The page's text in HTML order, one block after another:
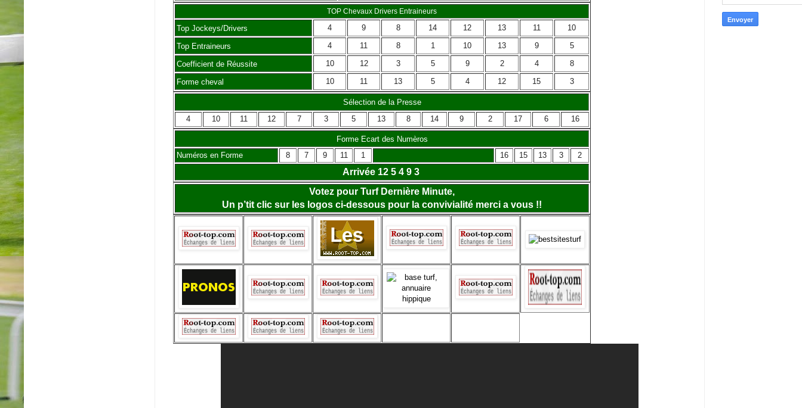
TOP Chevaux Drivers Entraineurs
Top Jockeys/Drivers 4 9 8 14 12 13 11 10
Top Entraineurs 4 11 8 1 10 13 9 5
Coefficient de Réussite 10 12 3 5 9 2 4 8
Forme cheval 10 11 13 5 4 12 15 3
Sélection de la Presse
4
10 11 12 7 3 5 13 8 14 9 2 17 6 16
Forme Ecart des Numèros
Numéros en Forme
8 7 9 11 1 16 15 13 3 2
Arrivée 12 5 4 9 3
Votez pour Turf Dernière Minute,
Un p’tit clic sur les logos ci-dessous pour la convivialité merci a vous !!